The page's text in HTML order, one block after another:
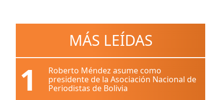
MÁS LEÍDAS
1
Roberto Méndez asume como
presidente de la Asociación Nacional de
Periodistas de Bolivia